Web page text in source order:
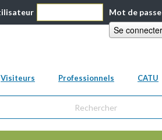
Mot de passe
Visiteurs Professionnels CATU
de recherche
dans ce site